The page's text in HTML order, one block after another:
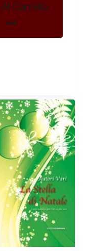
Al Carrello